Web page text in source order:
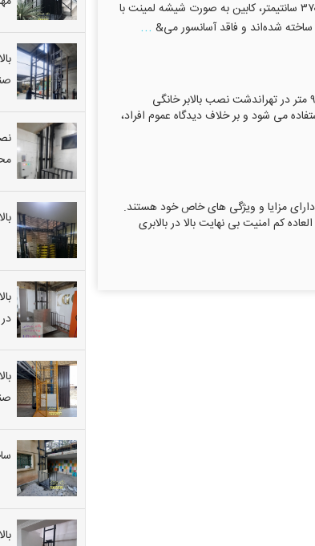
ساخت بالابر خانگی در دماوند تهران ساخت و نصب بالابر هیدرولیک خانگی ظرفیت ۳ نفر، ارتفاع ۳۷۰ سانتیمتر، کابین به صورت شیشه لمینت با
شده‌اند و فاقد آسانسور می& ...
ساخت بالابر خانگی در تهراندشت ساخت و نصب بالابر خانگی هیدرولیک با ظرفیت ۴ نفر و ارتفاع ۹ متر در تهراندشت نصب بالابر خانگی
می شود و بر خلاف دیدگاه عموم افراد،
دارای مزایا و ویژگی های خاص خود هستند.
کم امنیت بی نهایت بالا در بالابری